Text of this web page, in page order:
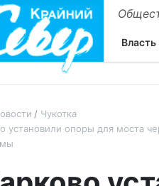
Власть
Чукотка
установили опоры для моста